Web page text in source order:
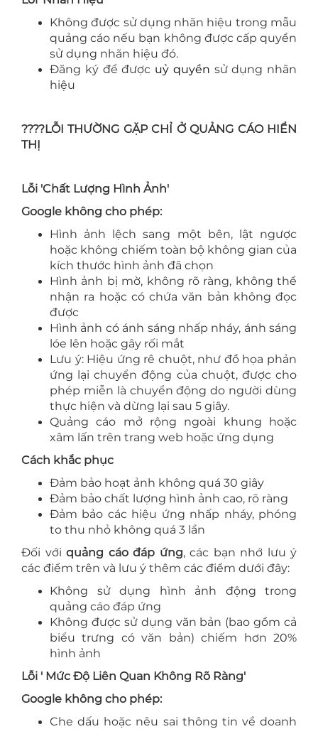
Không được sử dụng nhãn hiệu trong mẫu
quảng cáo nếu bạn không được cấp quyền
sử dụng nhãn hiệu đó.
Đăng ký để được uỷ quyền sử dụng nhãn
hiệu
????LỖI THƯỜNG GẶP CHỈ Ở QUẢNG CÁO HIỂN
THỊ
Lỗi 'Chất Lượng Hình Ảnh'
Google không cho phép:
Hình ảnh lệch sang một bên, lật ngược
hoặc không chiếm toàn bộ không gian của
kích thước hình ảnh đã chọn
Hình ảnh bị mờ, không rõ ràng, không thể
nhận ra hoặc có chứa văn bản không đọc
được
Hình ảnh có ánh sáng nhấp nháy, ánh sáng
lóe lên hoặc gây rối mắt
Lưu ý: Hiệu ứng rê chuột, như đồ họa phản
ứng lại chuyển động của chuột, được cho
phép miễn là chuyển động do người dùng
thực hiện và dừng lại sau 5 giây.
Quảng cáo mở rộng ngoài khung hoặc
xâm lấn trên trang web hoặc ứng dụng
Cách khắc phục
Đảm bảo hoạt ảnh không quá 30 giây
Đảm bảo chất lượng hình ảnh cao, rõ ràng
Đảm bảo các hiệu ứng nhấp nháy, phóng
to thu nhỏ không quá 3 lần
Đối với quảng cáo đáp ứng, các bạn nhớ lưu ý
các điểm trên và lưu ý thêm các điểm dưới đây:
Không sử dụng hình ảnh động trong
quảng cáo đáp ứng
Không được sử dụng văn bản (bao gồm cả
biểu trưng có văn bản) chiếm hơn 20%
hình ảnh
Lỗi ' Mức Độ Liên Quan Không Rõ Ràng'
Google không cho phép:
Che dấu hoặc nêu sai thông tin về doanh